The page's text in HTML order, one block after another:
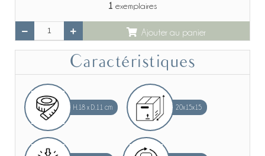
1 exemplaires
Ajouter au panier
Caractéristiques
H.18 x D.11 cm 20x15x15